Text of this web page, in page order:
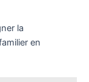
la
en